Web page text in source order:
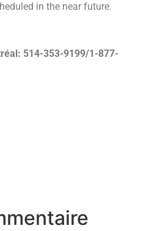
in the near future.
514-353-9199/1-877-